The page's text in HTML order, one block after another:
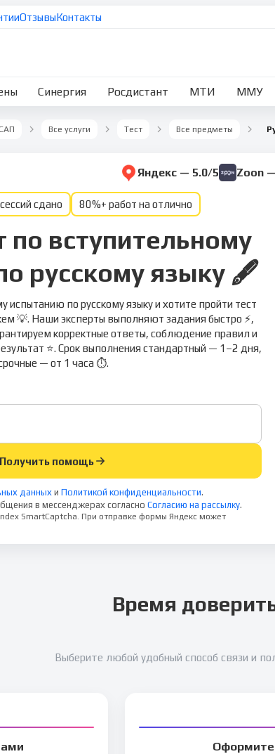
ОтзывыКонтакты
Синергия Росдистант МТИ ММУ
Все услуги Тест Все предметы
Яндекс — 5.0/5 Zoon
сдано 80%+ работ на отлично
по вступительному
русскому языку 🖋️
испытанию по русскому языку и хотите пройти тест
💡. Наши эксперты выполняют задания быстро ⚡,
корректные ответы, соблюдение правил и
⭐. Срок выполнения стандартный — 1–2 дня,
— от 1 часа ⏱.
Получить помощь
данных и Политикой конфиденциальности.
в мессенджерах согласно Согласию на рассылку.
SmartCaptcha. При отправке формы Яндекс может
Время
Выберите любой удобный способ связи и
Оформите